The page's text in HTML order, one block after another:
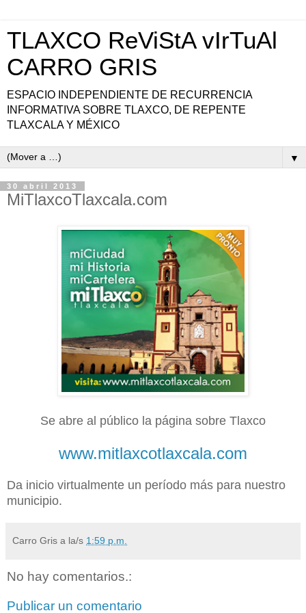
TLAXCO ReViStA vIrTuAl
CARRO GRIS
ESPACIO INDEPENDIENTE DE RECURRENCIA
INFORMATIVA SOBRE TLAXCO, DE REPENTE
TLAXCALA Y MÉXICO
▼
30 abril 2013
MiTlaxcoTlaxcala.com
Se abre al público la página sobre Tlaxco
www.mitlaxcotlaxcala.com
Da inicio virtualmente un período más para nuestro
municipio.
Carro Gris a la/s 1:59 p.m.
No hay comentarios.:
Publicar un comentario